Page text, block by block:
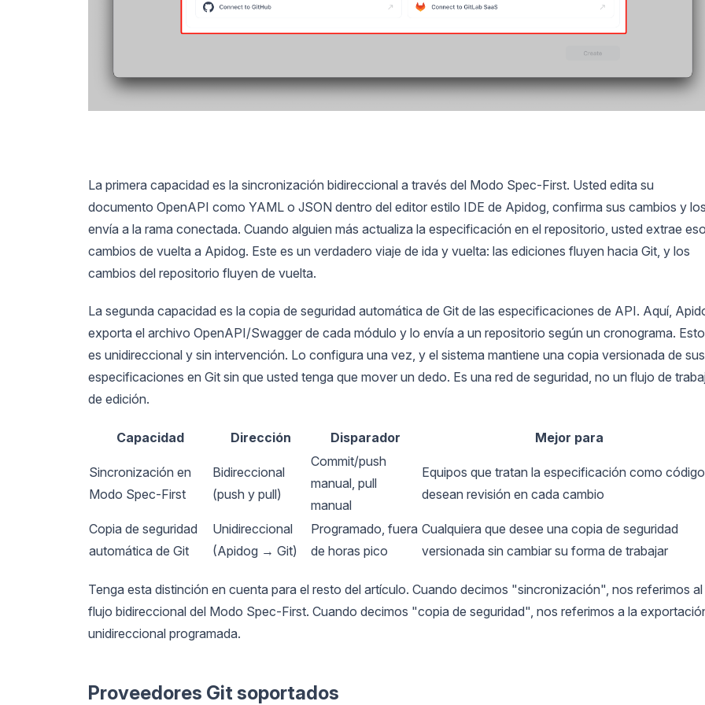
La primera capacidad es la sincronización bidireccional a través del Modo Spec-First. Usted edita su
documento OpenAPI como YAML o JSON dentro del editor estilo IDE de Apidog, confirma sus cambios y los
envía a la rama conectada. Cuando alguien más actualiza la especificación en el repositorio, usted extrae
cambios de vuelta a Apidog. Este es un verdadero viaje de ida y vuelta: las ediciones fluyen hacia Git, y los
cambios del repositorio fluyen de vuelta.
La segunda capacidad es la copia de seguridad automática de Git de las especificaciones de API. Aquí,
exporta el archivo OpenAPI/Swagger de cada módulo y lo envía a un repositorio según un cronograma. Esto
es unidireccional y sin intervención. Lo configura una vez, y el sistema mantiene una copia versionada de sus
especificaciones en Git sin que usted tenga que mover un dedo. Es una red de seguridad, no un flujo de
de edición.
Capacidad Dirección Disparador Mejor para
Sincronización en
Modo Spec-First
Bidireccional
(push y pull)
Commit/push
manual, pull
manual
Equipos que tratan la especificación como
desean revisión en cada cambio
Copia de seguridad
automática de Git
Unidireccional
(Apidog → Git)
Programado, fuera
de horas pico
Cualquiera que desee una copia de seguridad
versionada sin cambiar su forma de trabajar
Tenga esta distinción en cuenta para el resto del artículo. Cuando decimos "sincronización", nos referimos al
flujo bidireccional del Modo Spec-First. Cuando decimos "copia de seguridad", nos referimos a la
unidireccional programada.
Proveedores Git soportados